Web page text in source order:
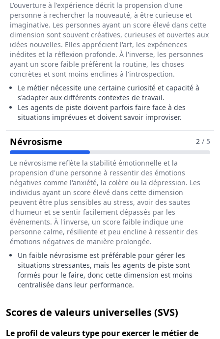
L'ouverture à l'expérience décrit la propension d'une
personne à rechercher la nouveauté, à être curieuse et
imaginative. Les personnes ayant un score élevé dans cette
dimension sont souvent créatives, curieuses et ouvertes aux
idées nouvelles. Elles apprécient l'art, les expériences
inédites et la réflexion profonde. À l'inverse, les personnes
ayant un score faible préfèrent la routine, les choses
concrètes et sont moins enclines à l'introspection.
Le métier nécessite une certaine curiosité et capacité à
s'adapter aux différents contextes de travail.
Les agents de piste doivent parfois faire face à des
situations imprévues et doivent savoir improviser.
Névrosisme Pour Le Métier De Agent / Agente
2 / 5
Le névrosisme reflète la stabilité émotionnelle et la
propension d'une personne à ressentir des émotions
négatives comme l'anxiété, la colère ou la dépression. Les
individus ayant un score élevé dans cette dimension
peuvent être plus sensibles au stress, avoir des sautes
d'humeur et se sentir facilement dépassés par les
événements. À l'inverse, un score faible indique une
personne calme, résiliente et peu encline à ressentir des
émotions négatives de manière prolongée.
Un faible névrosisme est préférable pour gérer les
situations stressantes, mais les agents de piste sont
formés pour le faire, donc cette dimension est moins
centralisée dans leur performance.
Scores de valeurs universelles (SVS)
Le profil de valeurs type pour exercer le métier de